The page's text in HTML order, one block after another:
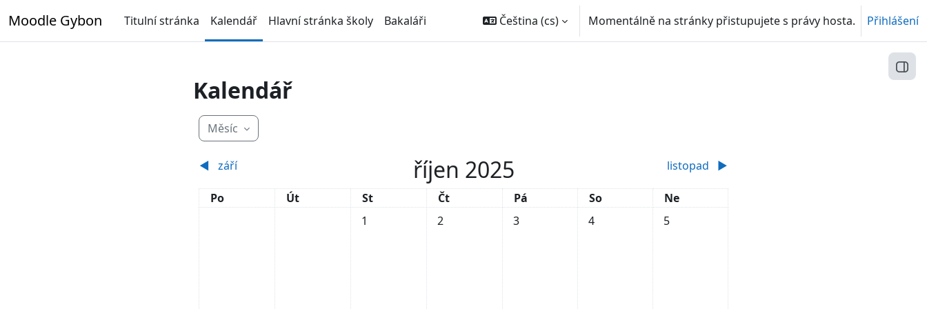
Moodle Gybon Titulní stránka Kalendář Hlavní stránka školy Bakaláři Čeština ‎(cs)‎ Momentálně na stránky přistupujete s právy hosta. Přihlášení
Kalendář
Měsíc
◀︎ září říjen 2025 listopad ▶︎
Pondělí
Po Úterý
Út Středa
St Čtvrtek
Čt Pátek
Pá Sobota
So Neděle
Ne
Žádné události, středa, 1. října
1 Žádné události, čtvrtek, 2. října
2 Žádné události, pátek, 3. října
3 Žádné události, sobota, 4. října
4 Žádné události, neděle, 5. října
5